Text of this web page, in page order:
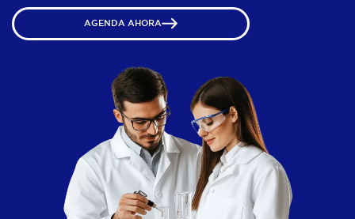
AGENDA AHORA